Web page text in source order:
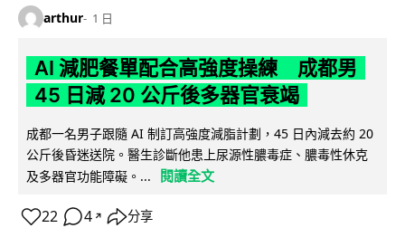
arthur 1 日
AI 減肥餐單配合高強度操練 成都男
45 日減 20 公斤後多器官衰竭
成都一名男子跟隨 AI 制訂高強度減脂計劃，45 日內減去約 20
公斤後昏迷送院。醫生診斷他患上尿源性膿毒症、膿毒性休克
及多器官功能障礙。...
閱讀全文
22 4 ↗ 分享